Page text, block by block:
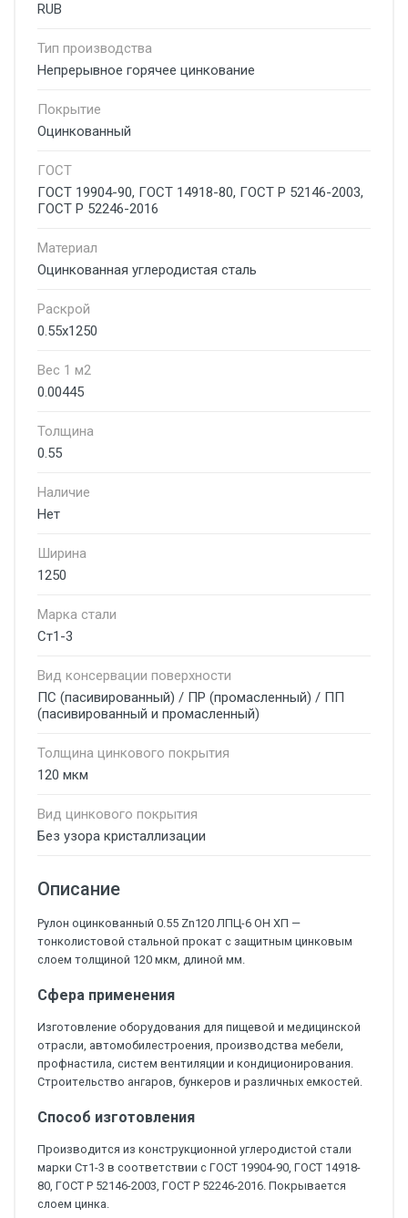
RUB
Тип производства
Непрерывное горячее цинкование
Покрытие
Оцинкованный
ГОСТ
ГОСТ 19904-90, ГОСТ 14918-80, ГОСТ Р 52146-2003,
ГОСТ Р 52246-2016
Материал
Оцинкованная углеродистая сталь
Раскрой
0.55х1250
Вес 1 м2
0.00445
Толщина
0.55
Наличие
Нет
Ширина
1250
Марка стали
Ст1-3
Вид консервации поверхности
ПС (пасивированный) / ПР (промасленный) / ПП
(пасивированный и промасленный)
Толщина цинкового покрытия
120 мкм
Вид цинкового покрытия
Без узора кристаллизации
Описание
Рулон оцинкованный 0.55 Zn120 ЛПЦ-6 ОН ХП —
тонколистовой стальной прокат с защитным цинковым
слоем толщиной 120 мкм, длиной мм.
Сфера применения
Изготовление оборудования для пищевой и медицинской
отрасли, автомобилестроения, производства мебели,
профнастила, систем вентиляции и кондиционирования.
Строительство ангаров, бункеров и различных емкостей.
Способ изготовления
Производится из конструкционной углеродистой стали
марки Ст1-3 в соответствии с ГОСТ 19904-90, ГОСТ 14918-
80, ГОСТ Р 52146-2003, ГОСТ Р 52246-2016. Покрывается
слоем цинка.